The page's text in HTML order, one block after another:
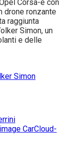
rivoluzione
Corsa-e con
ronzante
raggiunta
Simon, un